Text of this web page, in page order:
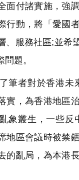
面付諸實施，強
行動，將「愛國
、服務社區;並希
題。
筆者對於香港未
實，為香港地
象叢生，一些
地區會議時被禁
的亂局，為本港